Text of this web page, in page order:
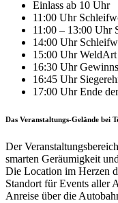
Einlass ab 10 Uhr
11:00 Uhr
11:00 – 13:00 Uhr
14:00 Uhr
15:00 Uhr
16:30 Uhr
16:45 Uhr
17:00 Uhr Ende
Das Veranstaltungs-Gelände bei
Der
smarten Geräumigkeit
Die Location im Herzen
Standort für Events aller
Anreise über die